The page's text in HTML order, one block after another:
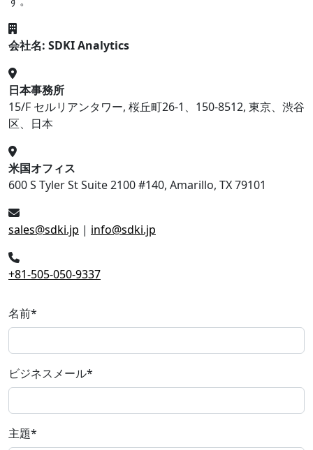
会社名: SDKI Analytics
日本事務所
15/F セルリアンタワー, 桜丘町26-1、150-8512, 東京、渋谷
区、日本
米国オフィス
600 S Tyler St Suite 2100 #140, Amarillo, TX 79101
sales@sdki.jp | info@sdki.jp
+81-505-050-9337
名前*
ビジネスメール*
主題*